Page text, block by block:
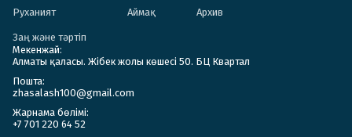
Руханият Аймақ Архив
Заң және тәртіп
Мекенжай:
Алматы қаласы. Жібек жолы көшесі 50. БЦ Квартал
Пошта:
zhasalash100@gmail.com
Жарнама бөлімі:
+7 701 220 64 52